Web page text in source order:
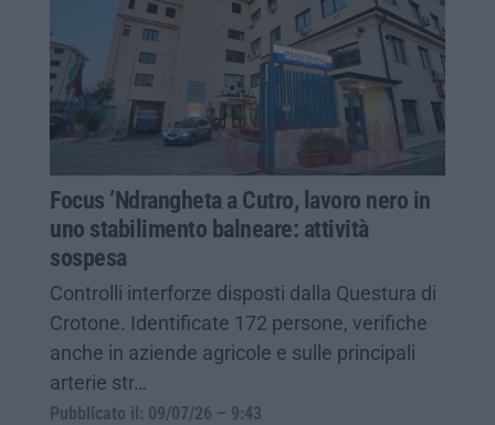
Focus ’Ndrangheta a Cutro, lavoro nero in
uno stabilimento balneare: attività
sospesa
Controlli interforze disposti dalla Questura di
Crotone. Identificate 172 persone, verifiche
anche in aziende agricole e sulle principali
arterie str…
Pubblicato il: 09/07/26 – 9:43